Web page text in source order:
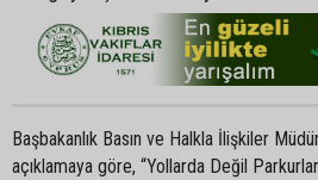
Başbakanlık Basın ve Halkla İlişkiler
açıklamaya göre, “Yollarda Değil